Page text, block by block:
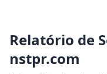
Relatório de
nstpr.com